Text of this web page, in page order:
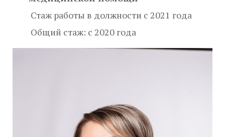
Стаж работы в должности с 2021 года
Общий стаж: с 2020 года